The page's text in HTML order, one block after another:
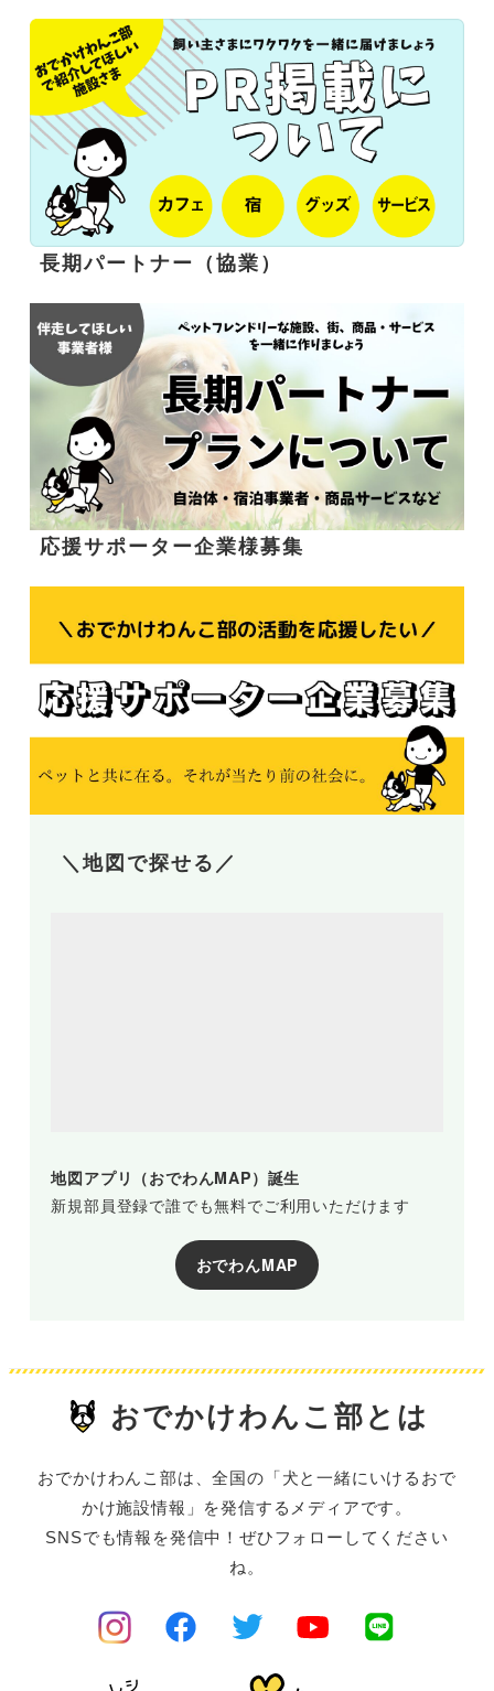
長期パートナー（協業）
応援サポーター企業様募集
＼地図で探せる／
地図アプリ（おでわんMAP）誕生
新規部員登録で誰でも無料でご利用いただけます
おでわんMAP
おでかけわんこ部とは
おでかけわんこ部は、全国の「犬と一緒にいけるおで
かけ施設情報」を発信するメディアです。
SNSでも情報を発信中！ぜひフォローしてください
ね。